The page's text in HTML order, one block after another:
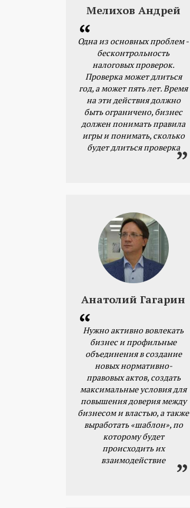
Мелихов Андрей
Одна из основных проблем -
бесконтрольность
налоговых проверок.
Проверка может длиться
год, а может пять лет. Время
на эти действия должно
быть ограничено, бизнес
должен понимать правила
игры и понимать, сколько
будет длиться проверка
Анатолий Гагарин
Нужно активно вовлекать
бизнес и профильные
объединения в создание
новых нормативно-
правовых актов, создать
максимальные условия для
повышения доверия между
бизнесом и властью, а также
выработать «шаблон», по
которому будет
происходить их
взаимодействие